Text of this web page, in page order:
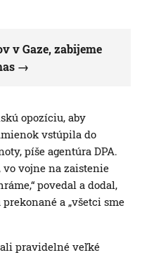
v Gaze, zabijeme
opozíciu, aby
vstúpila do
píše agentúra DPA.
vo vojne na zaistenie
povedal a dodal,
a „všetci sme
pravidelné veľké